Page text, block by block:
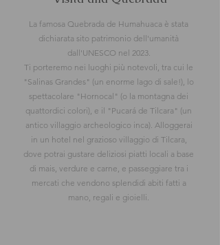
La famosa Quebrada de Humahuaca è stata
dichiarata sito patrimonio dell'umanità
dall'UNESCO nel 2023.
Ti porteremo nei luoghi più notevoli, tra cui le
"Salinas Grandes" (un enorme lago di sale!), lo
spettacolare "Hornocal" (o la montagna dei
quattordici colori), e il "Pucará de Tilcara" (un
antico villaggio archeologico inca). Alloggerai
in un hotel nel grazioso villaggio di Tilcara,
dove potrai gustare deliziosi piatti locali a base
di mais, verdure e carne, e passeggiare tra i
mercati che vendono splendidi abiti fatti a
mano, regali e gioielli.